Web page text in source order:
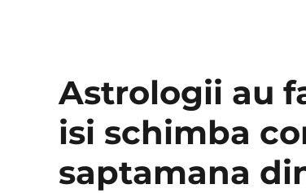
Astrologii au
isi schimba
saptamana